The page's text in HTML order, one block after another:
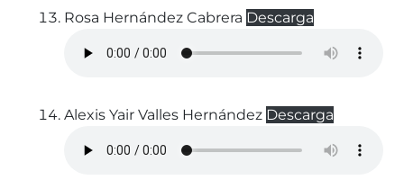
Rosa Hernández Cabrera Descarga
Alexis Yair Valles Hernández Descarga